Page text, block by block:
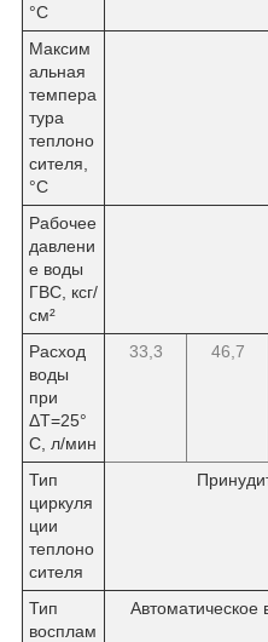
°С
Максим
альная
темпера
тура
теплоно
сителя,
°С
Рабочее
давлени
е воды
ГВС, ксг/
см²
Расход
воды
при
ΔT=25°
С, л/мин
33,3 46,7
Тип
циркуля
ции
теплоно
сителя
Тип
восплам
Автоматическое